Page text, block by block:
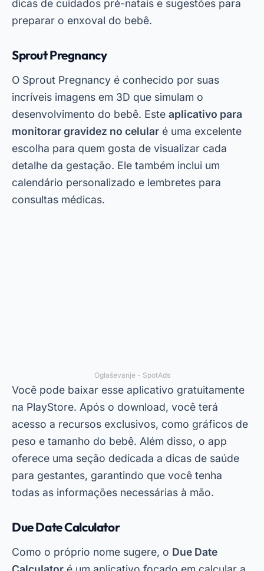
oferece uma seção dedicada a dicas de saúde
todas as informações necessárias à mão.
Due Date Calculator
Como o próprio nome sugere, oDue Date
Calculator é um aplicativo focado em calcular a
data prevista para o parto. Ele utiliza algoritmos
avançados para fornecer uma estimativa
precisa, levando em consideração a data da
última menstruação e outros fatores.
Funcionalidades dos Aplicativos
para Gestantes
Tiaplikacije za spremljanje nosečnosti
oferecem uma série de funcionalidades que vão
além do básico. Por exemplo, muitos deles
incluem lembretes para tomar medicamentos,
calendários personalizados e até mesmo guias
a experiência ainda mais prática e informativa.
Outra característica importante desses apps é a